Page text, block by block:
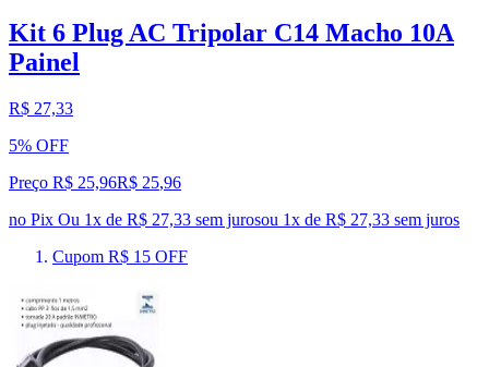
Kit 6 Plug AC Tripolar C14 Macho 10A
Painel
R$ 27,33
5% OFF
Preço R$ 25,96R$ 25,96
no Pix Ou 1x de R$ 27,33 sem jurosou 1x de R$ 27,33 sem juros
Cupom R$ 15 OFF